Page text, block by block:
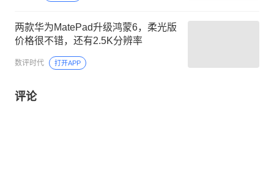
两款华为MatePad升级鸿蒙6，柔光版
价格很不错，还有2.5K分辨率
数评时代 打开APP
评论